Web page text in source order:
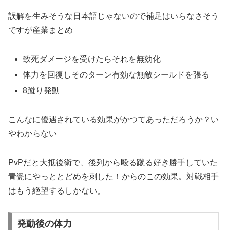
誤解を生みそうな日本語じゃないので補足はいらなさそう
ですが産業まとめ
致死ダメージを受けたらそれを無効化
体力を回復しそのターン有効な無敵シールドを張る
8蹴り発動
こんなに優遇されている効果がかつてあっただろうか？い
やわからない
PvPだと大抵後衛で、後列から殴る蹴る好き勝手していた
青瓷にやっととどめを刺した！からのこの効果。対戦相手
はもう絶望するしかない。
発動後の体力